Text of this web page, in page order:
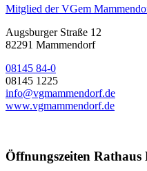
Mitglied der VGem
Augsburger Straße 12
82291 Mammendorf
08145 84-0
08145 1225
info@vgmammendorf.de
www.vgmammendorf.de
Öffnungszeiten